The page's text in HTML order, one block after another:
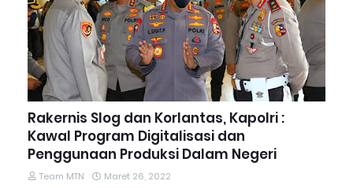
Rakernis Slog dan Korlantas, Kapolri :
Kawal Program Digitalisasi dan
Penggunaan Produksi Dalam Negeri
Team MTN Maret 26, 2022